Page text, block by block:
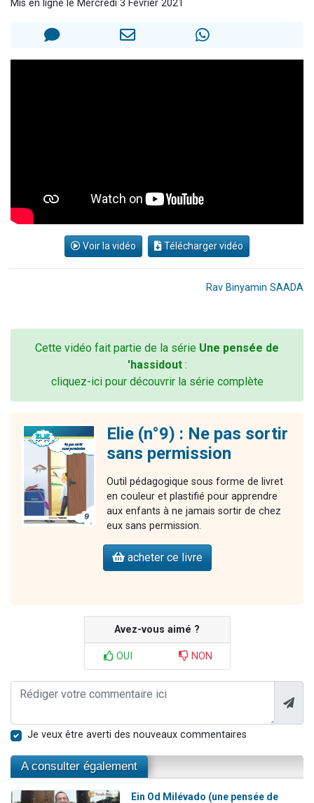
Mis en ligne le Mercredi 3 Février 2021
Voir la vidéo Télécharger vidéo
Rav Binyamin SAADA
Cette vidéo fait partie de la série Une pensée de
'hassidout:
cliquez-ici pour découvrir la série complète
Elie (n°9) : Ne pas sortir
sans permission
Outil pédagogique sous forme de livret
en couleur et plastifié pour apprendre
aux enfants à ne jamais sortir de chez
eux sans permission.
acheter ce livre
Avez-vous aimé ?
OUI NON
Je veux être averti des nouveaux commentaires
A consulter également
Ein Od Milévado (une pensée de